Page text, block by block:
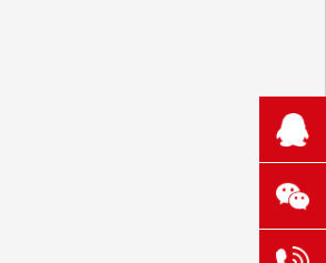
210
1106
131